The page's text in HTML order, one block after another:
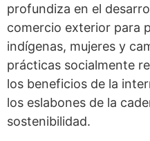
profundiza en el
comercio exterior para
indígenas, mujeres y
prácticas socialmente
los beneficios de la
los eslabones de la
sostenibilidad.